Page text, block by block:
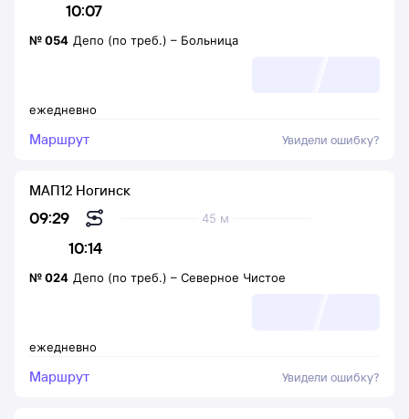
10:07
ежедневно
№054 Депо (по треб.) – Больница
Маршрут Увидели ошибку?
09:29
10:14
45 м
МАП12 Ногинск
ежедневно
№024 Депо (по треб.) – Северное Чистое
Маршрут Увидели ошибку?